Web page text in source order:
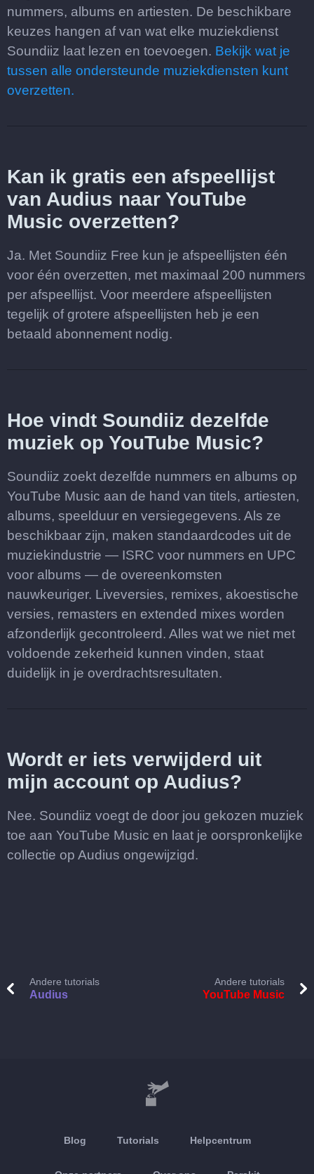
nummers, albums en artiesten. De beschikbare
keuzes hangen af van wat elke muziekdienst
Soundiiz laat lezen en toevoegen. Bekijk wat je
tussen alle ondersteunde muziekdiensten kunt
overzetten.
Kan ik gratis een afspeellijst
van Audius naar YouTube
Music overzetten?
Ja. Met Soundiiz Free kun je afspeellijsten één
voor één overzetten, met maximaal 200 nummers
per afspeellijst. Voor meerdere afspeellijsten
tegelijk of grotere afspeellijsten heb je een
betaald abonnement nodig.
Hoe vindt Soundiiz dezelfde
muziek op YouTube Music?
Soundiiz zoekt dezelfde nummers en albums op
YouTube Music aan de hand van titels, artiesten,
albums, speelduur en versiegegevens. Als ze
beschikbaar zijn, maken standaardcodes uit de
muziekindustrie — ISRC voor nummers en UPC
voor albums — de overeenkomsten
nauwkeuriger. Liveversies, remixes, akoestische
versies, remasters en extended mixes worden
afzonderlijk gecontroleerd. Alles wat we niet met
voldoende zekerheid kunnen vinden, staat
duidelijk in je overdrachtsresultaten.
Wordt er iets verwijderd uit
mijn account op Audius?
Nee. Soundiiz voegt de door jou gekozen muziek
toe aan YouTube Music en laat je oorspronkelijke
collectie op Audius ongewijzigd.
Andere tutorials
Audius
Andere tutorials
YouTube Music
Blog Tutorials Helpcentrum